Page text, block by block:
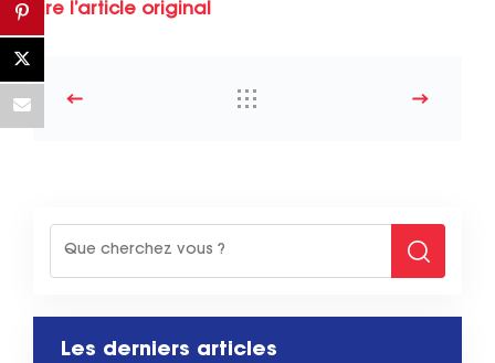
Lire l’article original
Les derniers articles